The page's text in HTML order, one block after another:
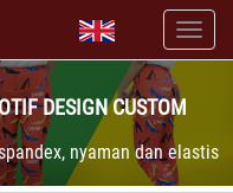
DESIGN CUSTOM
nyaman dan elastis